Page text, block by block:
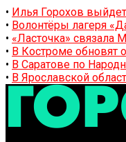
• Илья Горохов
• Волонтёры лагеря
• «Ласточка» связала
• В Костроме обновят
• В Саратове по
• В Ярославской